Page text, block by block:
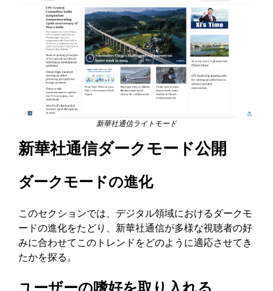
新華社通信ライトモード
新華社通信ダークモード公開
ダークモードの進化
このセクションでは、デジタル領域におけるダークモ
ードの進化をたどり、新華社通信が多様な視聴者の好
みに合わせてこのトレンドをどのように適応させてき
たかを探る。